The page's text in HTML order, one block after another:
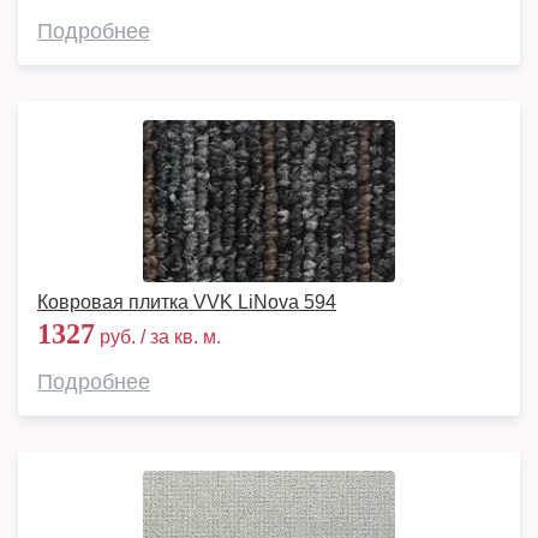
Подробнее
Ковровая плитка VVK LiNova 594
1327 руб. / за кв. м.
Подробнее